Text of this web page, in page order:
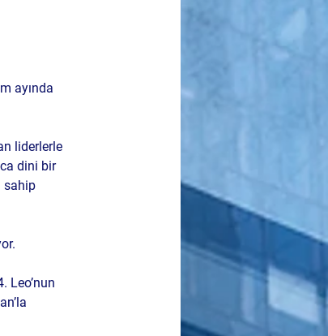
ayında
liderlerle
dini bir
sahip
Leo’nun